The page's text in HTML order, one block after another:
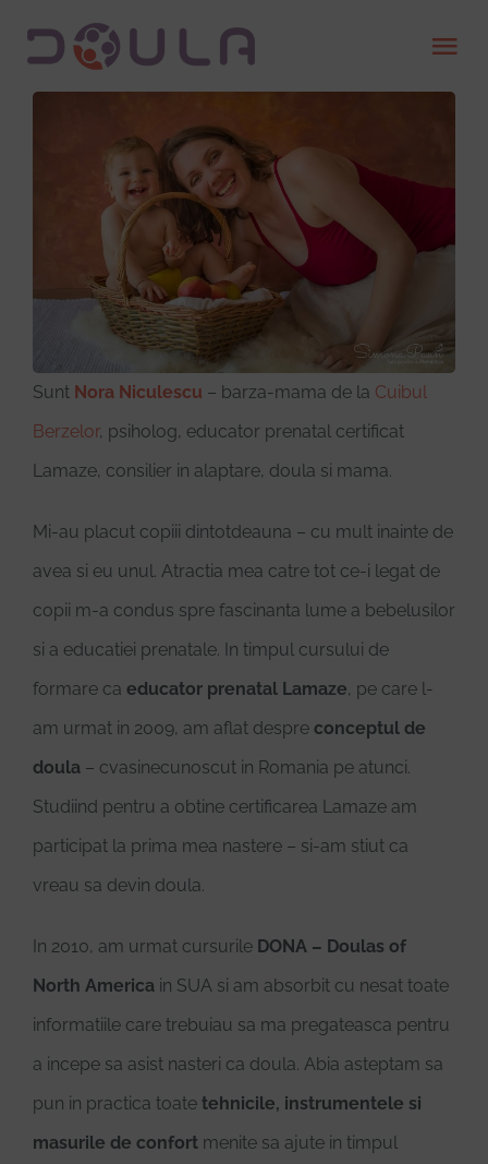
content
Găsește o doula
Devino doula
Donează
Sunt Nora Niculescu – barza-mama de la Cuibul
Berzelor, psiholog, educator prenatal certificat
Lamaze, consilier in alaptare, doula si mama.
Mi-au placut copiii dintotdeauna – cu mult inainte de
avea si eu unul. Atractia mea catre tot ce-i legat de
copii m-a condus spre fascinanta lume a bebelusilor
si a educatiei prenatale. In timpul cursului de
formare ca educator prenatal Lamaze, pe care l-
am urmat in 2009, am aflat despre conceptul de
doula – cvasinecunoscut in Romania pe atunci.
Studiind pentru a obtine certificarea Lamaze am
participat la prima mea nastere – si-am stiut ca
vreau sa devin doula.
In 2010, am urmat cursurile DONA – Doulas of
North America in SUA si am absorbit cu nesat toate
informatiile care trebuiau sa ma pregateasca pentru
a incepe sa asist nasteri ca doula. Abia asteptam sa
pun in practica toate tehnicile, instrumentele si
masurile de confort menite sa ajute in timpul